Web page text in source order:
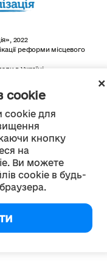
cookie
cookie для
кнопку
на
Ви можете
cookie в будь-
2022
реформи місцевого
в Україні.
license,